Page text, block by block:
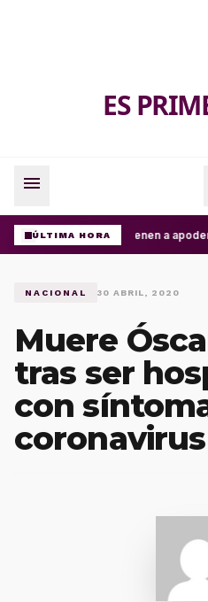
ES
menu
ÚLTIMA HORA Detienen a
NACIONAL 30 ABRIL, 2020
Muere
tras ser
con
coronavirus